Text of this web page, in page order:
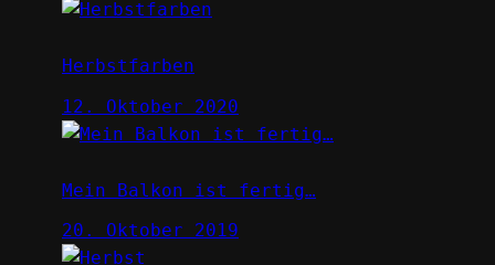
Herbstfarben
12. Oktober 2020
Mein Balkon ist fertig…
20. Oktober 2019